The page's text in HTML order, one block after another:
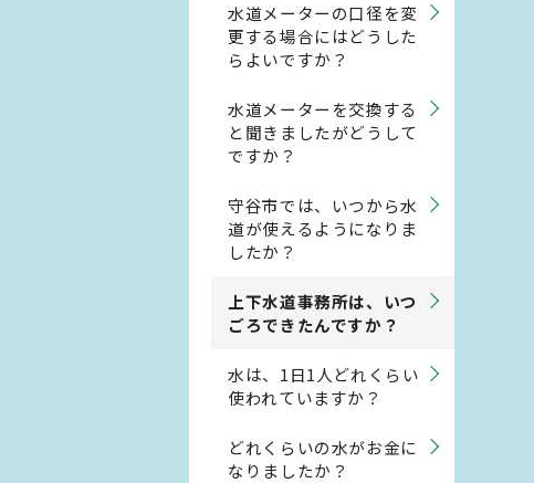
水道メーターの口径を変
更する場合にはどうした
らよいですか？
水道メーターを交換する
と聞きましたがどうして
ですか？
守谷市では、いつから水
道が使えるようになりま
したか？
上下水道事務所は、いつ
ごろできたんですか？
水は、1日1人どれくらい
使われていますか？
どれくらいの水がお金に
なりましたか？